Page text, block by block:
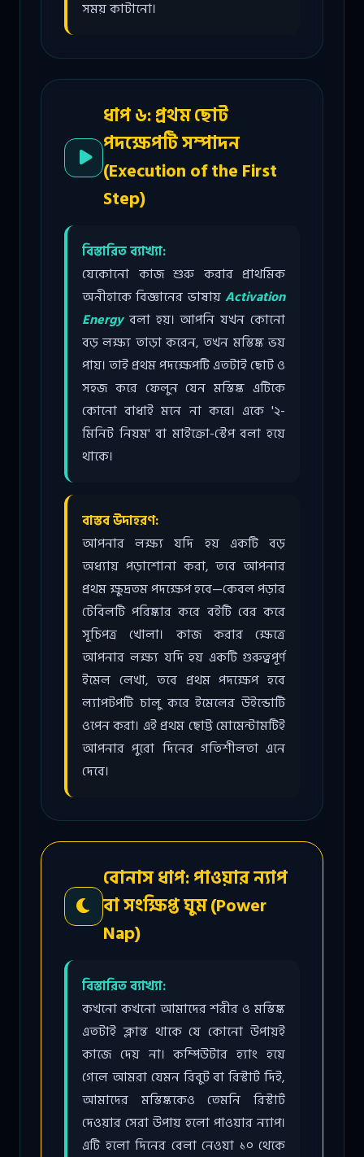
সময় কাটানো।
ধাপ ৬: প্রথম ছোট
পদক্ষেপটি সম্পাদন
(Execution of the First
Step)
বিস্তারিত ব্যাখ্যা:
যেকোনো কাজ শুরু করার প্রাথমিক
অনীহাকে বিজ্ঞানের ভাষায়Activation
Energyবলা হয়। আপনি যখন কোনো
বড় লক্ষ্য তাড়া করেন, তখন মস্তিষ্ক ভয়
পায়। তাই প্রথম পদক্ষেপটি এতটাই ছোট ও
সহজ করে ফেলুন যেন মস্তিষ্ক এটিকে
কোনো বাধাই মনে না করে। একে '২-
মিনিট নিয়ম' বা মাইক্রো-স্টেপ বলা হয়ে
থাকে।
বাস্তব উদাহরণ:
আপনার লক্ষ্য যদি হয় একটি বড়
অধ্যায় পড়াশোনা করা, তবে আপনার
প্রথম ক্ষুদ্রতম পদক্ষেপ হবে—কেবল পড়ার
টেবিলটি পরিষ্কার করে বইটি বের করে
সূচিপত্র খোলা। কাজ করার ক্ষেত্রে
আপনার লক্ষ্য যদি হয় একটি গুরুত্বপূর্ণ
ইমেল লেখা, তবে প্রথম পদক্ষেপ হবে
ল্যাপটপটি চালু করে ইমেলের উইন্ডোটি
ওপেন করা। এই প্রথম ছোট্ট মোমেন্টামটিই
আপনার পুরো দিনের গতিশীলতা এনে
দেবে।
বোনাস ধাপ: পাওয়ার ন্যাপ
বা সংক্ষিপ্ত ঘুম (Power
Nap)
বিস্তারিত ব্যাখ্যা:
কখনো কখনো আমাদের শরীর ও মস্তিষ্ক
এতটাই ক্লান্ত থাকে যে কোনো উপায়ই
কাজে দেয় না। কম্পিউটার হ্যাং হয়ে
গেলে আমরা যেমন রিবুট বা রিস্টার্ট দিই,
আমাদের মস্তিষ্ককেও তেমনি রিস্টার্ট
দেওয়ার সেরা উপায় হলো পাওয়ার ন্যাপ।
এটি হলো দিনের বেলা নেওয়া ১০ থেকে